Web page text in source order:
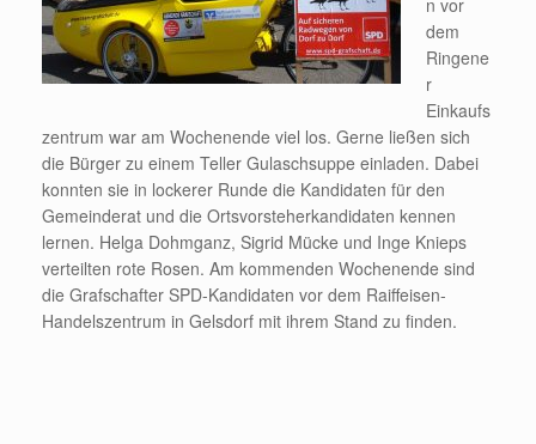
n vor
dem
Ringene
r
Einkaufs
zentrum war am Wochenende viel los. Gerne ließen sich
die Bürger zu einem Teller Gulaschsuppe einladen. Dabei
konnten sie in lockerer Runde die Kandidaten für den
Gemeinderat und die Ortsvorsteherkandidaten kennen
lernen. Helga Dohmganz, Sigrid Mücke und Inge Knieps
verteilten rote Rosen. Am kommenden Wochenende sind
die Grafschafter SPD-Kandidaten vor dem Raiffeisen-
Handelszentrum in Gelsdorf mit ihrem Stand zu finden.